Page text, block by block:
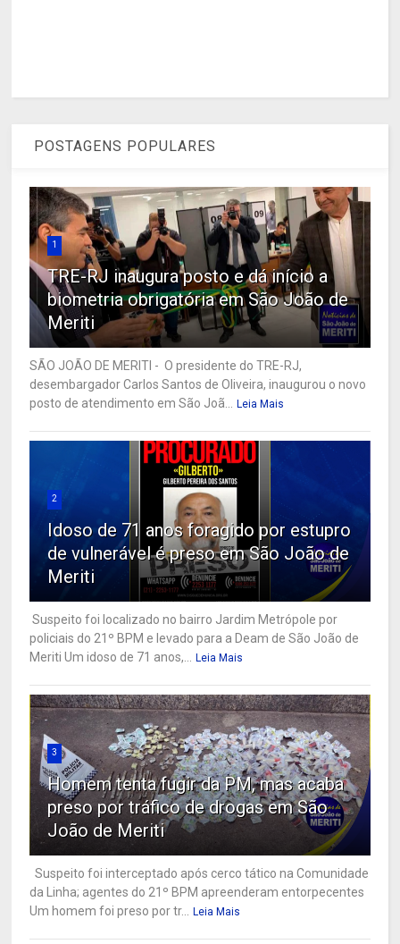
POSTAGENS POPULARES
1
TRE-RJ inaugura posto e dá início a
biometria obrigatória em São João de
Meriti
SÃO JOÃO DE MERITI - O presidente do TRE-RJ,
desembargador Carlos Santos de Oliveira, inaugurou o novo
posto de atendimento em São Joã... Leia Mais
2
Idoso de 71 anos foragido por estupro
de vulnerável é preso em São João de
Meriti
Suspeito foi localizado no bairro Jardim Metrópole por
policiais do 21º BPM e levado para a Deam de São João de
Meriti Um idoso de 71 anos,... Leia Mais
3
Homem tenta fugir da PM, mas acaba
preso por tráfico de drogas em São
João de Meriti
Suspeito foi interceptado após cerco tático na Comunidade
da Linha; agentes do 21º BPM apreenderam entorpecentes
Um homem foi preso por tr... Leia Mais